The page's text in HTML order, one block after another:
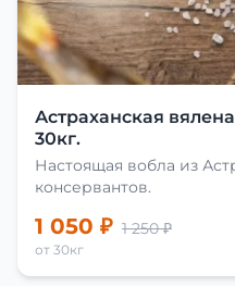
Астраханская
30кг.
Настоящая вобла из
консервантов.
1 050 ₽ 1 250 ₽
от 30кг